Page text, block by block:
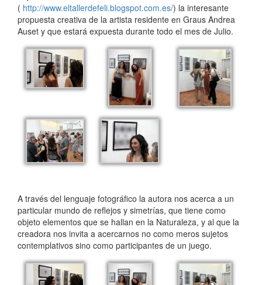
( http://www.eltallerdefeli.blogspot.com.es/) la interesante
propuesta creativa de la artista residente en Graus Andrea
Auset y que estará expuesta durante todo el mes de Julio.
A través del lenguaje fotográfico la autora nos acerca a un
particular mundo de reflejos y simetrías, que tiene como
objeto elementos que se hallan en la Naturaleza, y al que la
creadora nos invita a acercarnos no como meros sujetos
contemplativos sino como participantes de un juego.